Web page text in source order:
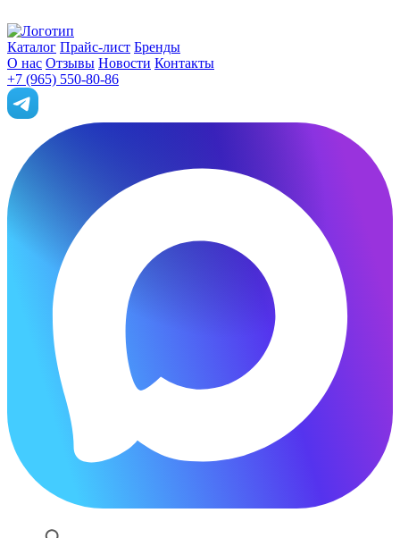
Каталог Прайс-лист Бренды
О нас Отзывы Новости Контакты
+7 (965) 550-80-86